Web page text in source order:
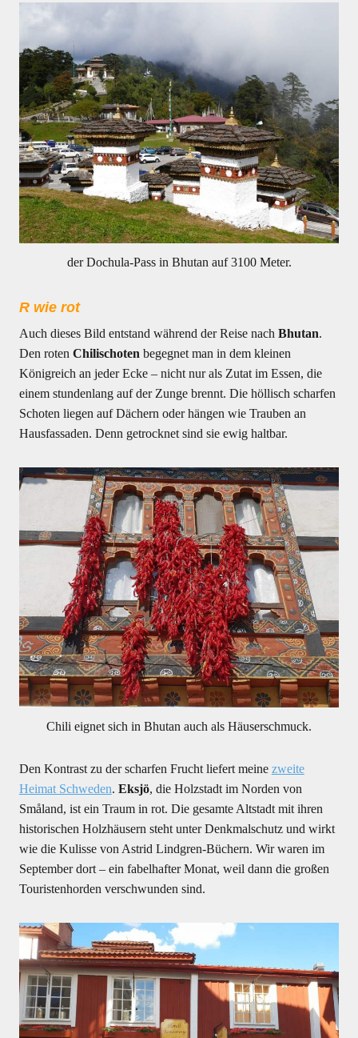
der Dochula-Pass in Bhutan auf 3100 Meter.
R wie rot
Auch dieses Bild entstand während der Reise nach Bhutan.
Den roten Chilischoten begegnet man in dem kleinen
Königreich an jeder Ecke – nicht nur als Zutat im Essen, die
einem stundenlang auf der Zunge brennt. Die höllisch scharfen
Schoten liegen auf Dächern oder hängen wie Trauben an
Hausfassaden. Denn getrocknet sind sie ewig haltbar.
Chili eignet sich in Bhutan auch als Häuserschmuck.
Den Kontrast zu der scharfen Frucht liefert meine zweite
Heimat Schweden. Eksjö, die Holzstadt im Norden von
Småland, ist ein Traum in rot. Die gesamte Altstadt mit ihren
historischen Holzhäusern steht unter Denkmalschutz und wirkt
wie die Kulisse von Astrid Lindgren-Büchern. Wir waren im
September dort – ein fabelhafter Monat, weil dann die großen
Touristenhorden verschwunden sind.